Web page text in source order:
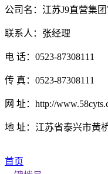
公司名：江苏J9直营集
联系人：张经理
电 话：0523-87308111
传 真：0523-87308111
网 址：http://
地 址：江苏省泰兴市黄
首页